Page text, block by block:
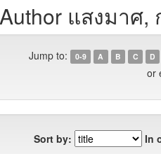
แสงมาศ
Jump to: 0-9 A B C D
or
Sort by: In